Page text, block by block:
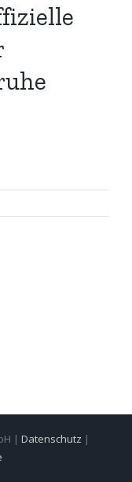
| Datenschutz |